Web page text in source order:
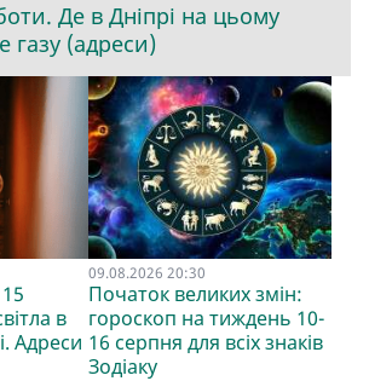
Де в Дніпрі на цьому
газу (адреси)
в
Адреси
09.08.2026 20:30
Початок великих змін:
гороскоп на тиждень 10-
16 серпня для всіх знаків
Зодіаку